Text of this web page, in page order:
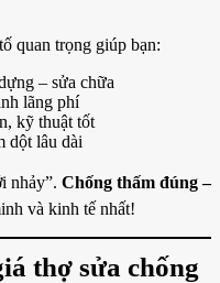
quan trọng giúp bạn:
– sửa chữa
lãng phí
kỹ thuật tốt
dột lâu dài
nhảy”. Chống thấm đúng –
và kinh tế nhất!
thợ sửa chống